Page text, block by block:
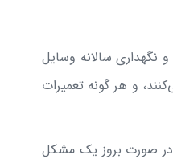
نگهداری سالانه وسایل
و هر گونه تعمیرات
در صورت بروز یک مشکل